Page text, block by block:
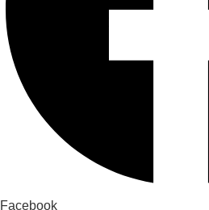
Facebook